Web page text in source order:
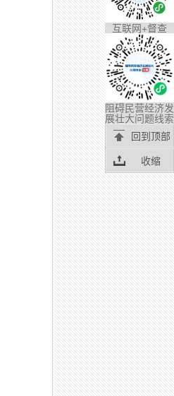
互联网+督查
阻碍民营经济发
展壮大问题线索
回到顶部
收缩